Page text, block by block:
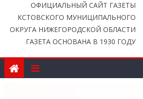
ОФИЦИАЛЬНЫЙ САЙТ ГАЗЕТЫ
КСТОВСКОГО МУНИЦИПАЛЬНОГО
ОКРУГА НИЖЕГОРОДСКОЙ ОБЛАСТИ
ГАЗЕТА ОСНОВАНА В 1930 ГОДУ